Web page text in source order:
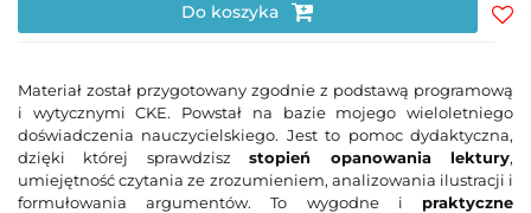
Do koszyka
Materiał został przygotowany zgodnie z podstawą programową
i wytycznymi CKE. Powstał na bazie mojego wieloletniego
doświadczenia nauczycielskiego. Jest to pomoc dydaktyczna,
dzięki której sprawdziszstopień opanowania lektury,
umiejętność czytania ze zrozumieniem, analizowania ilustracji i
formułowania argumentów. To wygodne i praktyczne